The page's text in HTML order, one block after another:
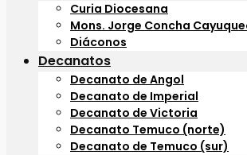
Curia Diocesana
Mons. Jorge Concha
Diáconos
Decanatos
Decanato de Angol
Decanato de Imperial
Decanato de Victoria
Decanato Temuco (norte)
Decanato de Temuco (sur)